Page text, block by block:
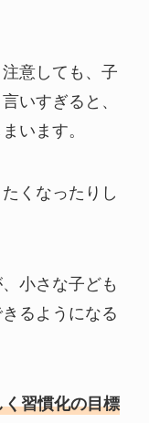
意しても、子
いすぎると、
います。
くなったりし
小さな子ども
るようになる
習慣化の目標